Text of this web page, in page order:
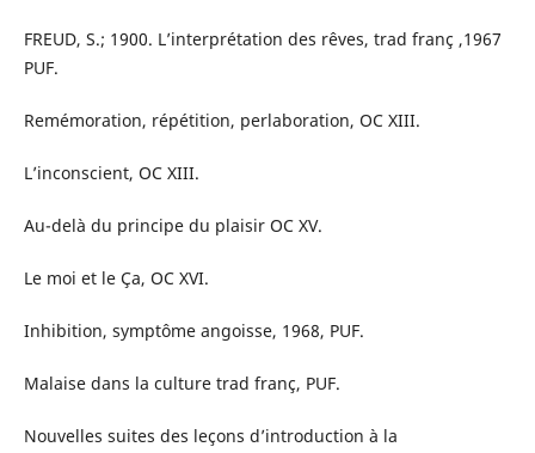
FREUD, S.; 1900. L’interprétation des rêves, trad franç ,1967
PUF.
Remémoration, répétition, perlaboration, OC XIII.
L’inconscient, OC XIII.
Au-delà du principe du plaisir OC XV.
Le moi et le Ça, OC XVI.
Inhibition, symptôme angoisse, 1968, PUF.
Malaise dans la culture trad franç, PUF.
Nouvelles suites des leçons d’introduction à la